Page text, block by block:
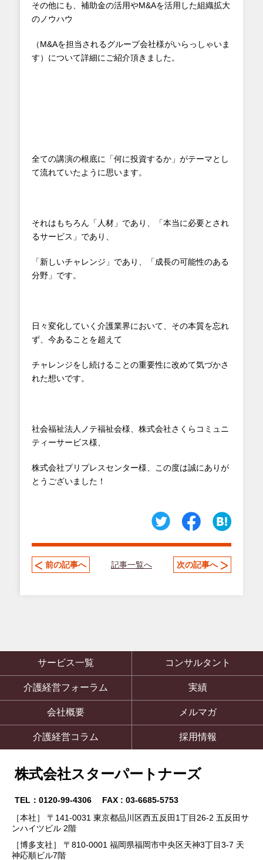
その他にも、補助金の活用やM&Aを活用した組織拡大
のノウハウ
（M&Aを担当されるグループ会社様がいらっしゃいま
す）について詳細にご紹介頂きました。
全ての講演の根底に「何に投資するか」がテーマとし
て流れていたように思います。
それはもちろん「人材」であり、「本当に必要とされ
るサービス」であり、
「新しいチャレンジ」であり、「成長の可能性のある
分野」です。
日々変化していく介護業界において、その本質を忘れ
ず、今あることを超えて
チャレンジをし続けることの重要性に改めて気づかさ
れた想いです。
社会福祉法人ノテ福祉会様、株式会社さくらコミュニ
ティーサービス様、
株式会社プリプレスセンター様、この度は誠にありが
とうございました！
前の記事へ 記事一覧へ 次の記事へ
サービス一覧 コンサルタント
介護経営フォーラム 実績
会社概要 メルマガ
介護経営コラム 採用情報
株式会社スターパートナーズ
TEL：0120-99-4306 FAX : 03-6685-5753
［本社］ 〒141-0031 東京都品川区西五反田1丁目26-2 五反田サ
ンハイツビル 2階
［博多支社］ 〒810-0001 福岡県福岡市中央区天神3丁目3-7 天
神応順ビル7階